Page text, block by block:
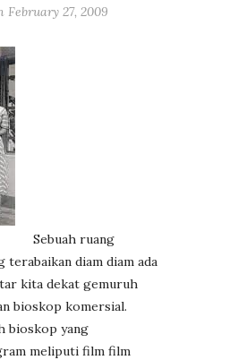
February 27, 2009
Sebuah ruang
terabaikan diam diam ada
kita dekat gemuruh
bioskop komersial.
bioskop yang
meliputi film film